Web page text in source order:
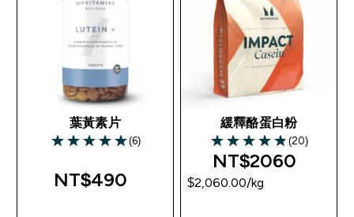
葉黃素片
5 out of 5 stars
(6)
NT$490‎
緩釋酪蛋白粉
4.85 out of 5 stars
(20)
NT$2060‎
$2,060.00‎/kg